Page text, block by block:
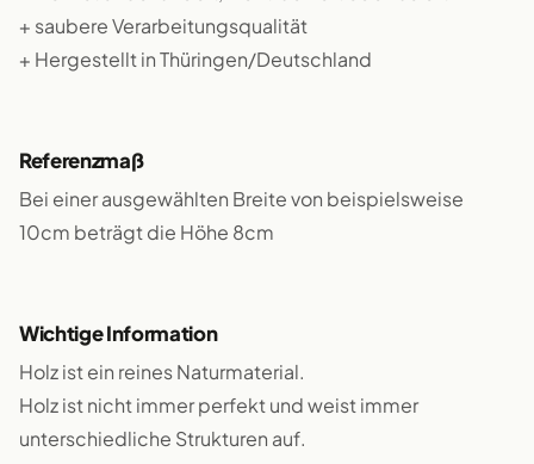
+ saubere Verarbeitungsqualität
+ Hergestellt in Thüringen/Deutschland
Referenzmaß
Bei einer ausgewählten Breite von beispielsweise
10cm beträgt die Höhe 8cm
Wichtige Information
Holz ist ein reines Naturmaterial.
Holz ist nicht immer perfekt und weist immer
unterschiedliche Strukturen auf.